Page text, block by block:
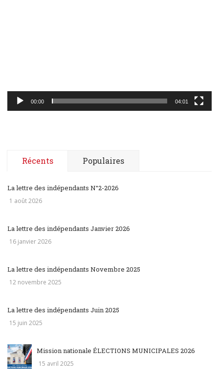
00:00 04:01
Récents Populaires
La lettre des indépendants N°2-2026
1 août 2026
La lettre des indépendants Janvier 2026
16 janvier 2026
La lettre des indépendants Novembre 2025
12 novembre 2025
La lettre des indépendants Juin 2025
15 juin 2025
Mission nationale ÉLECTIONS MUNICIPALES 2026
15 avril 2025